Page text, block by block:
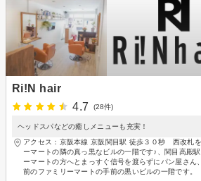
Ri!N hair
4.7
(28件)
ヘッドスパなどの癒しメニューも充実！
アクセス：京阪本線 京阪関目駅 徒歩３０秒 西改札
ーマートの隣の真っ黒なビルの一階です♪、関目高殿
ーマートの方へとまっすぐ信号を渡らずにパン屋さん
前のファミリーマートの手前の黒いビルの一階です。